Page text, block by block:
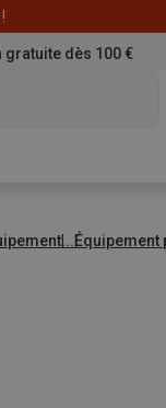
gratuite dès 100 €
Équipement